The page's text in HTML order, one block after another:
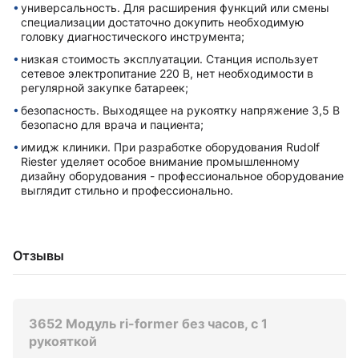
универсальность. Для расширения функций или смены
специализации достаточно докупить необходимую
головку диагностического инструмента;
низкая стоимость эксплуатации. Станция использует
сетевое электропитание 220 В, нет необходимости в
регулярной закупке батареек;
безопасность. Выходящее на рукоятку напряжение 3,5 В
безопасно для врача и пациента;
имидж клиники. При разработке оборудования Rudolf
Riester уделяет особое внимание промышленному
дизайну оборудования - профессиональное оборудование
выглядит стильно и профессионально.
Отзывы
3652 Модуль ri-former без часов, с 1
рукояткой